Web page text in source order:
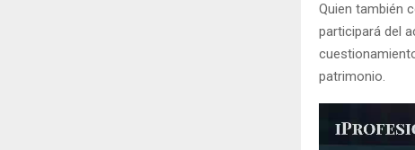
Quien también
participará del
patrimonio.